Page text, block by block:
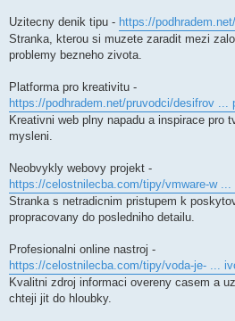
Uzitecny denik tipu - https://
Stranka, kterou si muzete zaradit mezi
problemy bezneho zivota.
Platforma pro kreativitu -
https://podhradem.net/pruvodci/desifrov ...
Kreativni web plny napadu a inspirace pro
mysleni.
Neobvykly webovy projekt -
https://celostnilecba.com/tipy/vmware-w ...
Stranka s netradicnim pristupem k
propracovany do posledniho detailu.
Profesionalni online nastroj -
https://celostnilecba.com/tipy/voda-je- ...
Kvalitni zdroj informaci overeny casem a
chteji jit do hloubky.